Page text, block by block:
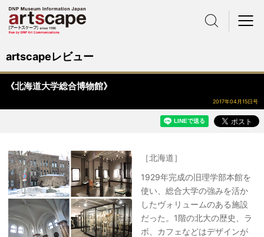
artscapeレビュー
《北海道大学総合博物館》
2017年04月15日号
［北海道］
1929年完成の旧理学部本館を
使い、総合大学の強みを活か
したヴォリュームのある施設
だった。1階の北大の歴史、ラ
ボ、カフェなどはデザインが
サイト内検索